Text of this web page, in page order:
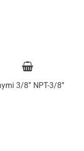
3/8” NPT-3/8”